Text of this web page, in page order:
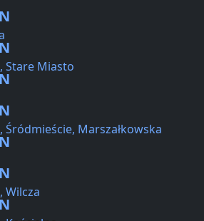
Stare Miasto
Śródmieście, Marszałkowska
Wilcza